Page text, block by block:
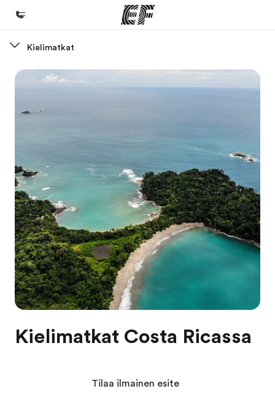
Tervetuloa EF:n maailmaan
Etsi toimisto lähelläsi
Tietoa Meistä -sivustolla
Tutustu meihin tarkemmin
Työpaikat EF:llä
Liity joukkoomme
Kielimatkat
Kielimatkat Costa Ricassa
Tilaa ilmainen esite